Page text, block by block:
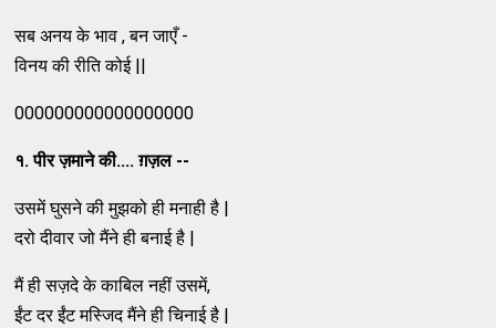
सब अनय के भाव , बन जाएँ -
विनय की रीति कोई ||
000000000000000000
१. पीर ज़माने की.... ग़ज़ल --
उसमें घुसने की मुझको ही मनाही है |
दरो दीवार जो मैंने ही बनाई है |
मैं ही सज़दे के काबिल नहीं उसमें,
ईंट दर ईंट मस्जिद मैंने ही चिनाई है |